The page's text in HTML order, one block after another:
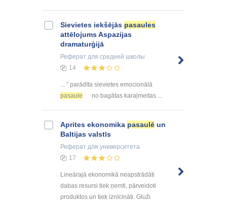
Sievietes iekšējās pasaules
attēlojums Aspazijas
dramaturģijā
Реферат для средней школы
14
... ” parādīta sievietes emocionālā
pasaule
no bagātas karaļmeitas ...
Aprites ekonomika pasaulē un
Baltijas valstīs
Реферат для университета
17
Lineārajā ekonomikā neapstrādāti
dabas resursi tiek ņemti, pārveidoti
produktos un tiek iznīcināti. Gluži